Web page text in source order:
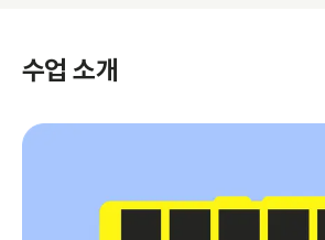
수업 소개